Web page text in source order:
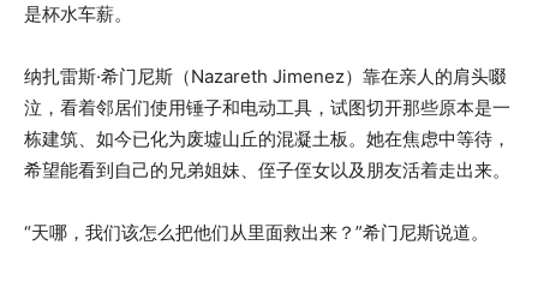
是杯水车薪。
纳扎雷斯·希门尼斯（Nazareth Jimenez）靠在亲人的肩头啜
泣，看着邻居们使用锤子和电动工具，试图切开那些原本是一
栋建筑、如今已化为废墟山丘的混凝土板。她在焦虑中等待，
希望能看到自己的兄弟姐妹、侄子侄女以及朋友活着走出来。
“天哪，我们该怎么把他们从里面救出来？”希门尼斯说道。